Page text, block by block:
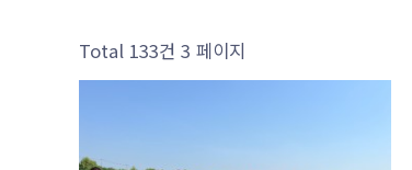
Total 133건 3 페이지